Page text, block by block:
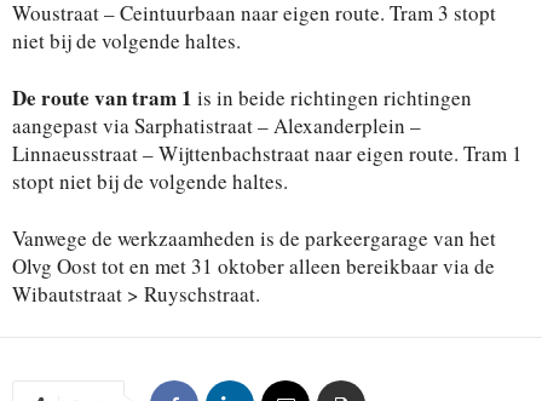
Woustraat – Ceintuurbaan naar eigen route. Tram 3 stopt
niet bij de volgende haltes.
De route van tram 1 is in beide richtingen richtingen
aangepast via Sarphatistraat – Alexanderplein –
Linnaeusstraat – Wijttenbachstraat naar eigen route. Tram 1
stopt niet bij de volgende haltes.
Vanwege de werkzaamheden is de parkeergarage van het
Olvg Oost tot en met 31 oktober alleen bereikbaar via de
Wibautstraat > Ruyschstraat.